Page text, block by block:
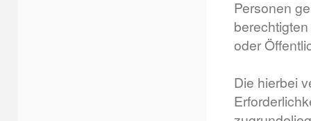
Personen
oder
Die hierbei